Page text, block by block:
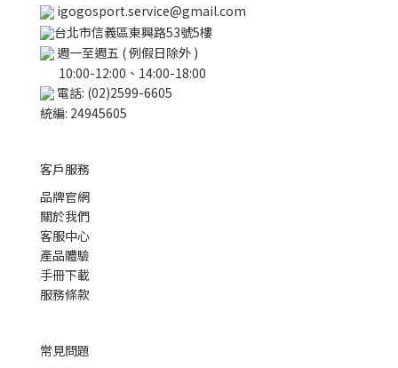
igogosport.service@gmail.com
台北市信義區東興路53號5樓
週一至週五 ( 例假日除外 )
10:00-12:00、14:00-18:00
電話: (02)2599-6605
統編: 24945605
客戶服務
品牌官網
關於我們
客服中心
產品體驗
手冊下載
服務條款
常見問題